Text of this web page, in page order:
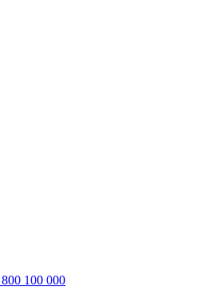
800 100 000